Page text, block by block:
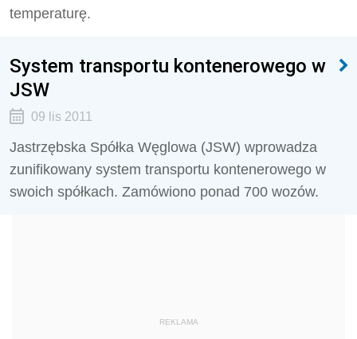
temperaturę.
System transportu kontenerowego w
JSW
09 lis 2011
Jastrzębska Spółka Węglowa (JSW) wprowadza
zunifikowany system transportu kontenerowego w
swoich spółkach. Zamówiono ponad 700 wozów.
REKLAMA